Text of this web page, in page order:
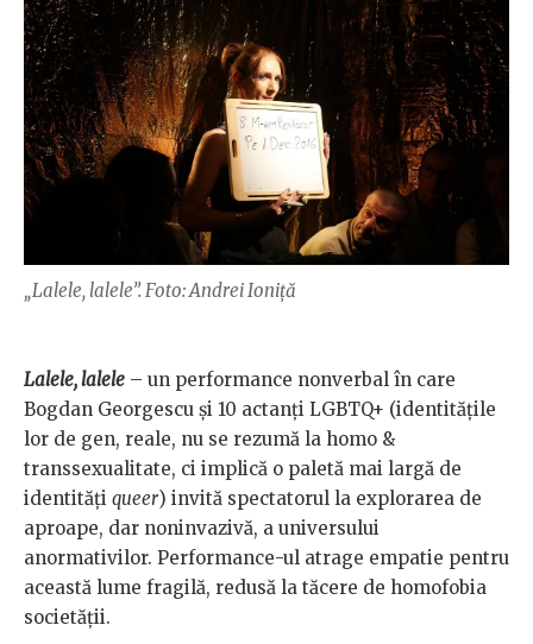
„Lalele, lalele”. Foto: Andrei Ioniţă
Lalele, lalele – un performance nonverbal în care
Bogdan Georgescu şi 10 actanţi LGBTQ+ (identităţile
lor de gen, reale, nu se rezumă la homo &
transsexualitate, ci implică o paletă mai largă de
identităţi queer) invită spectatorul la explorarea de
aproape, dar noninvazivă, a universului
anormativilor. Performance-ul atrage empatie pentru
această lume fragilă, redusă la tăcere de homofobia
societăţii.